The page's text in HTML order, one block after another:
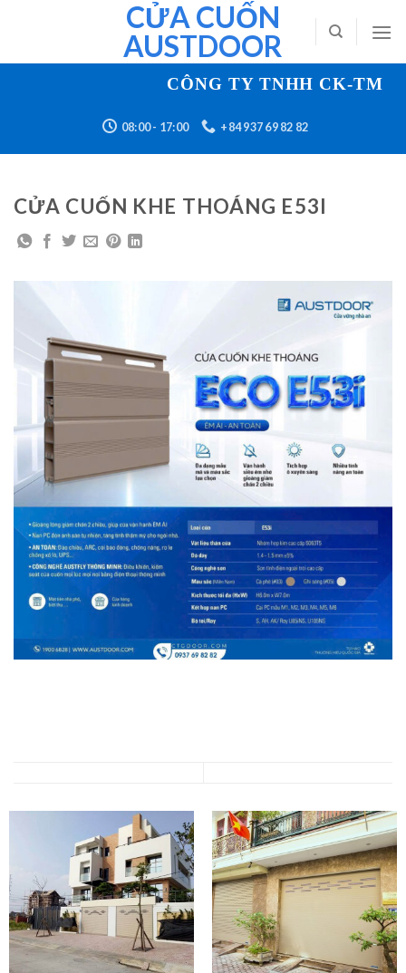
CỬA CUỐN
AUSTDOOR
CÔNG TY TNHH CK-TM
08:00 - 17:00 +84 937 69 82 82
CỬA CUỐN KHE THOÁNG E53I